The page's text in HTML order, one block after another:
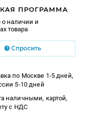
ПРОГРАММА
о наличии и
товара
Спросить
по Москве 1-5 дней,
5-10 дней
наличными, картой,
с НДС